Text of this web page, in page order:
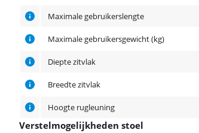
Maximale gebruikerslengte
Maximale gebruikersgewicht (kg)
Diepte zitvlak
Breedte zitvlak
Hoogte rugleuning
Verstelmogelijkheden stoel